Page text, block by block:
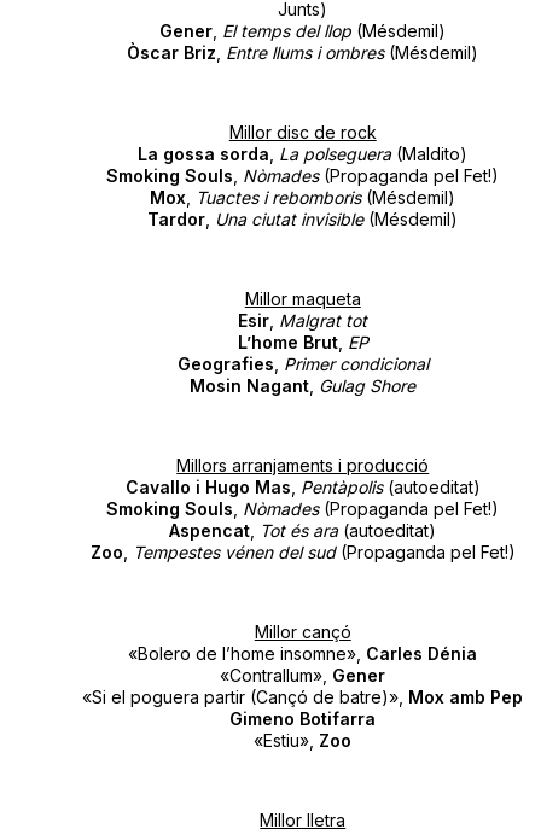
Junts)
Gener El temps del llop (Mésdemil)
Òscar Briz Entre llums i ombres(Mésdemil)
Millor disc de rock
La gossa sorda La polseguera(Maldito)
Smoking Souls Nòmades(Propaganda pel Fet!)
Mox
Tuactes i rebomboris(Mésdemil)
Tardor Una ciutat invisible(Mésdemil)
Millor maqueta
Esir Malgrat tot
L’home Brut, EP
Geografies Primer condicional
Mosin Nagant Gulag Shore
Millors arranjaments i producció
Cavallo i Hugo Mas Pentàpolis(autoeditat)
Smoking Souls Nòmades(Propaganda pel Fet!)
Aspencat
Tot és ara(autoeditat)
Zoo
Tempestes vénen del sud(Propaganda pel Fet!)
Millor cançó
«Bolero de l’home insomne», Carles Dénia
«Contrallum», Gener
«Si el poguera partir (Cançó de batre)», Mox amb Pep
Gimeno Botifarra
«Estiu», Zoo
Millor lletra